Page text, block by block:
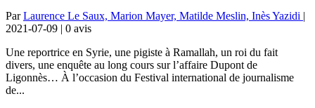
ParLaurence Le Saux, Marion Mayer, Matilde Meslin, Inès Yazidi |
2021-07-09 | 0 avis
Une reportrice en Syrie, une pigiste à Ramallah, un roi du fait
divers, une enquête au long cours sur l’affaire Dupont de
Ligonnès… À l’occasion du Festival international de journalisme
de...